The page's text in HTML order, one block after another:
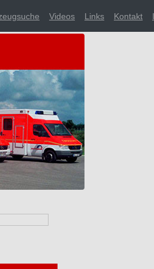
Videos Links Kontakt